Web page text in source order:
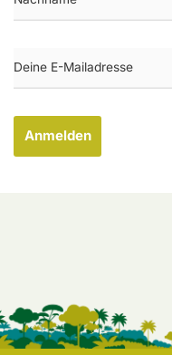
Anmelden